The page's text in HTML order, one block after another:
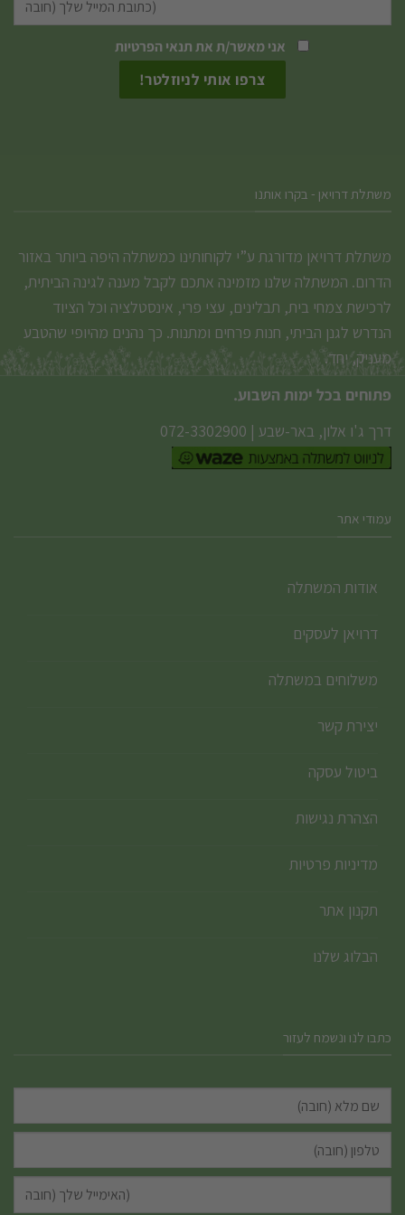
האפשרויות
בעמוד
האפשרויות
אני מאשר/ת אתתנאי הפרטיות
משתלת דרויאן - בקרו אותנו
משתלת דרויאן מדורגת ע”י לקוחותינו כמשתלה היפה ביותר באזור
הדרום. המשתלה שלנו מזמינה אתכם לקבל מענה לגינה הביתית,
לרכישת צמחי בית, תבלינים, עצי פרי, אינסטלציה וכל הציוד
הנדרש לגנן הביתי, חנות פרחים ומתנות. כך נהנים מהיופי שהטבע
מעניק, יחד.
פתוחים בכל ימות השבוע.
דרך ג'ו אלון, באר-שבע |
072-3302900
עמודי אתר
אודות המשתלה
דרויאן לעסקים
משלוחים במשתלה
יצירת קשר
ביטול עסקה
הצהרת נגישות
מדיניות פרטיות
תקנון אתר
הבלוג שלנו
כתבו לנו ונשמח לעזור